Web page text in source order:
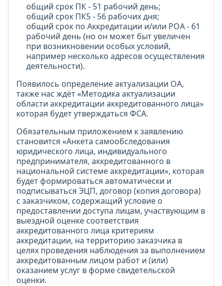
общий срок ПК - 51 рабочий день;
общий срок ПК5 - 56 рабочих дня;
общий срок по Аккредитации и/или РОА - 61
рабочий день (но он может быт увеличен
при возникновении особых условий,
например несколько адресов осуществления
деятельности).
Появилось определение актуализации ОА,
также нас ждёт «Методика актуализации
области аккредитации аккредитованного лица»
которая будет утверждаться ФСА.
Обязательным приложением к заявлению
становится «Анкета самообследования
юридического лица, индивидуального
предпринимателя, аккредитованного в
национальной системе аккредитации», которая
будет формироваться автоматически и
подписываться ЭЦП, договор (копия договора)
с заказчиком, содержащий условие о
предоставлении доступа лицам, участвующим в
выездной оценке соответствия
аккредитованного лица критериям
аккредитации, на территорию заказчика в
целях проведения наблюдения за выполнением
аккредитованным лицом работ и (или)
оказанием услуг в форме свидетельской
оценки.